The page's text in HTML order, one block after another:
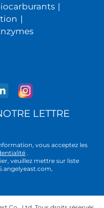
|
|
LETTRE
vous acceptez les
.
veuillez mettre sur liste